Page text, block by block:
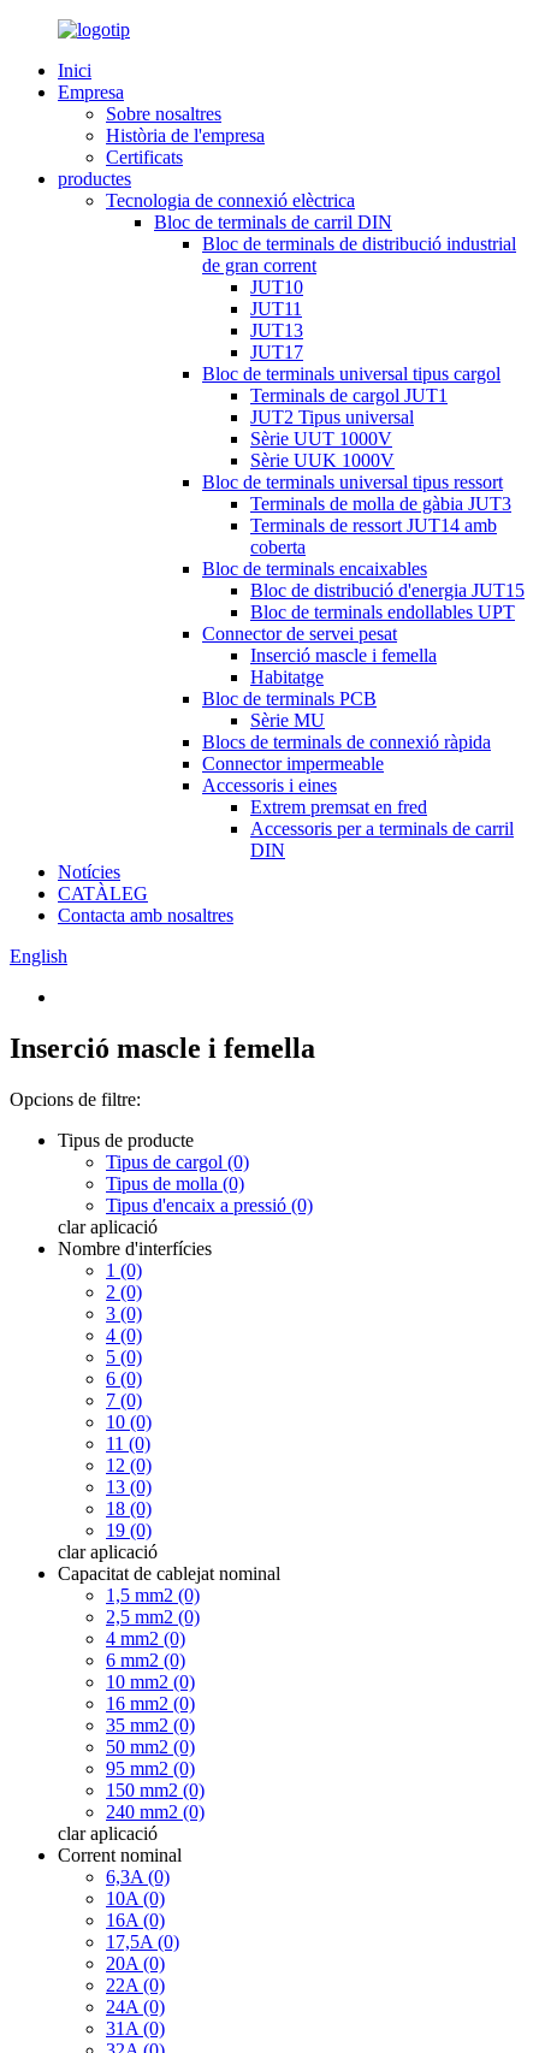
Inici
Empresa
Sobre nosaltres
Història de l'empresa
Certificats
productes
Tecnologia de connexió elèctrica
Bloc de terminals de carril DIN
Bloc de terminals de distribució industrial
de gran corrent
JUT10
JUT11
JUT13
JUT17
Bloc de terminals universal tipus cargol
Terminals de cargol JUT1
JUT2 Tipus universal
Sèrie UUT 1000V
Sèrie UUK 1000V
Bloc de terminals universal tipus ressort
Terminals de molla de gàbia JUT3
Terminals de ressort JUT14 amb
coberta
Bloc de terminals encaixables
Bloc de distribució d'energia JUT15
Bloc de terminals endollables UPT
Connector de servei pesat
Inserció mascle i femella
Habitatge
Bloc de terminals PCB
Sèrie MU
Blocs de terminals de connexió ràpida
Connector impermeable
Accessoris i eines
Extrem premsat en fred
Accessoris per a terminals de carril
DIN
Notícies
CATÀLEG
Contacta amb nosaltres
English
Inserció mascle i femella
Opcions de filtre:
Tipus de producte
Tipus de cargol (0)
Tipus de molla (0)
Tipus d'encaix a pressió (0)
clar aplicació
Nombre d'interfícies
1 (0)
2 (0)
3 (0)
4 (0)
5 (0)
6 (0)
7 (0)
10 (0)
11 (0)
12 (0)
13 (0)
18 (0)
19 (0)
clar aplicació
Capacitat de cablejat nominal
1,5 mm2 (0)
2,5 mm2 (0)
4 mm2 (0)
6 mm2 (0)
10 mm2 (0)
16 mm2 (0)
35 mm2 (0)
50 mm2 (0)
95 mm2 (0)
150 mm2 (0)
240 mm2 (0)
clar aplicació
Corrent nominal
6,3A (0)
10A (0)
16A (0)
17,5A (0)
20A (0)
22A (0)
24A (0)
31A (0)